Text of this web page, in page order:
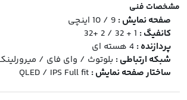
مشخصات فنی
صفحه نمایش : 9 / 10 اینچی
کانفیگ : 1 + 32 / 2 +32
پردازنده : 4 هسته ای
شبکه ارتباطی : بلوتوث / وای فای /
ساختار صفحه نمایش : QLED / IPS Full fit